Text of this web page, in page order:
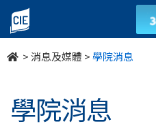
undefined
>消息及媒體 >學院消息
學院消息